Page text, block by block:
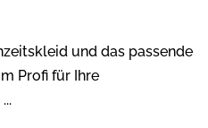
und das passende
Profi für Ihre